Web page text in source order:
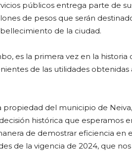
públicos entrega parte de
de pesos que serán
de la ciudad.
es la primera vez en la historia
de las utilidades obtenidas
propiedad del municipio de
histórica que esperamos
de demostrar eficiencia en
de la vigencia de 2024, que